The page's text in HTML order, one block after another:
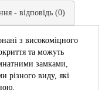
- відповідь (0)
з високоміцного
та можуть
замками,
різного виду, які